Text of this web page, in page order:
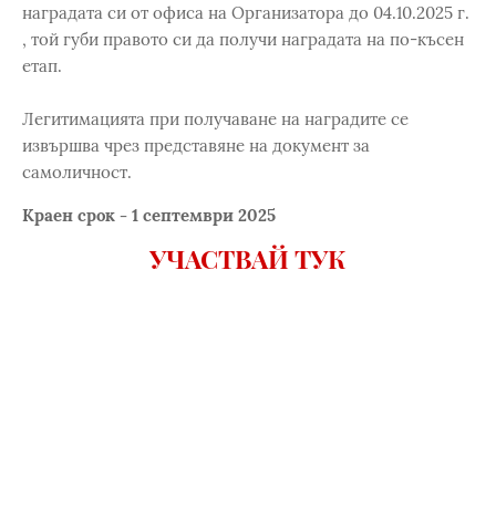
наградата си от офиса на Организатора до 04.10.2025 г.
, той губи правото си да получи наградата на по-късен
етап.
Легитимацията при получаване на наградите се
извършва чрез представяне на документ за
самоличност.
Краен срок - 1 септември 2025
УЧАСТВАЙ ТУК